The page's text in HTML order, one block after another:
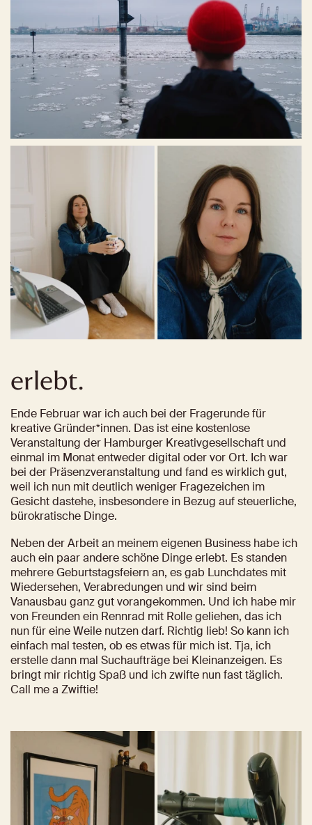
erlebt.
Ende Februar war ich auch bei der Fragerunde für
kreative Gründer*innen. Das ist eine kostenlose
Veranstaltung der Hamburger Kreativgesellschaft und
einmal im Monat entweder digital oder vor Ort. Ich war
bei der Präsenzveranstaltung und fand es wirklich gut,
weil ich nun mit deutlich weniger Fragezeichen im
Gesicht dastehe, insbesondere in Bezug auf steuerliche,
bürokratische Dinge.
Neben der Arbeit an meinem eigenen Business habe ich
auch ein paar andere schöne Dinge erlebt. Es standen
mehrere Geburtstagsfeiern an, es gab Lunchdates mit
Wiedersehen, Verabredungen und wir sind beim
Vanausbau ganz gut vorangekommen. Und ich habe mir
von Freunden ein Rennrad mit Rolle geliehen, das ich
nun für eine Weile nutzen darf. Richtig lieb! So kann ich
einfach mal testen, ob es etwas für mich ist. Tja, ich
erstelle dann mal Suchaufträge bei Kleinanzeigen. Es
bringt mir richtig Spaß und ich zwifte nun fast täglich.
Call me a Zwiftie!